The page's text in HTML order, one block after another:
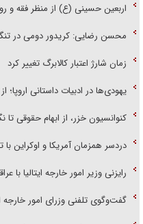
اربعین حسینی (ع) از منظر فقه و
محسن رضایی: کریدور دومی در
زمان شارژ اعتبار کالابرگ تغییر کرد
یهودی‌ها در ادبیات داستانی اروپا؛
کنوانسیون خزر، از ابهام حقوقی تا
دردسر همزمان آمریکا و اوکراین
رایزنی وزیر امور خارجه ایتالیا با
گفت‌وگوی تلفنی وزرای امور